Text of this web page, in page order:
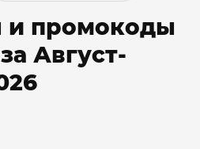
и промокоды
Август-